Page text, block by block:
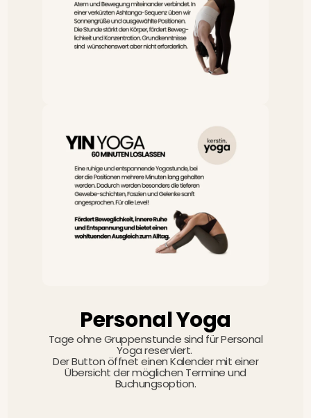
Personal Yoga
Tage ohne Gruppenstunde sind für Personal
Yoga reserviert.
Der Button öffnet einen Kalender mit einer
Übersicht der möglichen Termine und
Buchungsoption.